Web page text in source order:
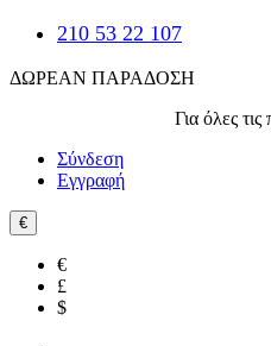
210 53 22 107
ΔΩΡΕΑΝ ΠΑΡΑΔΟΣΗ
Για όλες τις
Σύνδεση
Εγγραφή
€
€
£
$